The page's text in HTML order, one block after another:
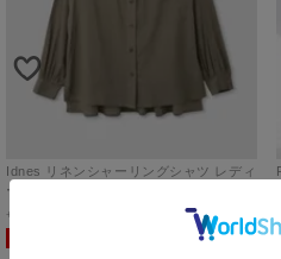
Idnes リネンシャーリングシャツ レディ
ース
カーキグリーン